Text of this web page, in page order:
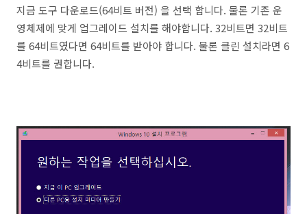
지금 도구 다운로드(64비트 버전) 을 선택 합니다. 물론 기존 운
영체제에 맞게 업그레이드 설치를 해야합니다. 32비트면 32비트
를 64비트였다면 64비트를 받아야 합니다. 물론 클린 설치라면 6
4비트를 권합니다.